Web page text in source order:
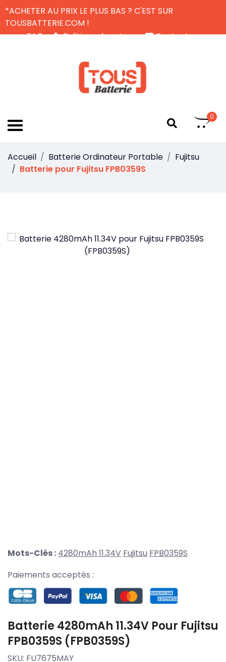
*ACHETER AU PRIX LE PLUS BAS ? C'EST SUR
TOUSBATTERIE.COM !
FAQ
Politique de retour
Contactez-nous
0
Accueil Batterie Ordinateur Portable
Fujitsu
Batterie pour Fujitsu FPB0359S
Mots-Clés : 4280mAh 11.34V Fujitsu FPB0359S
Paiements acceptés :
Batterie 4280mAh 11.34V Pour Fujitsu
FPB0359S (FPB0359S)
SKU: FU7675MAY